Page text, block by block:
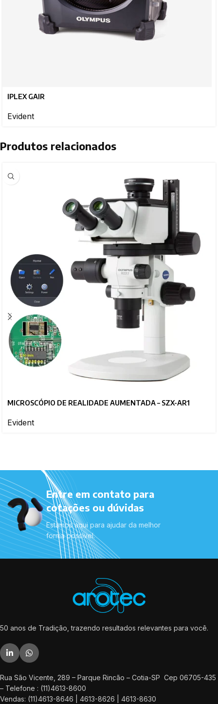
IPLEX GAIR
Evident
Produtos relacionados
MICROSCÓPIO DE REALIDADE AUMENTADA – SZX-AR1
Evident
Entre em contato para
cotações ou dúvidas
Estamos aqui para ajudar da melhor
forma possível.
50 anos de Tradição, trazendo resultados relevantes para você.
Rua São Vicente, 289 – Parque Rincão – Cotia-SP Cep 06705-435
– Telefone : (11)4613-8600
Vendas: (11)4613-8646 | 4613-8626 | 4613-8630